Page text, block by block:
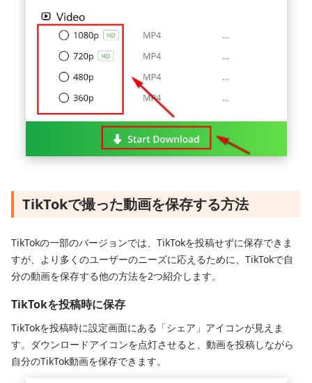
TikTokで撮った動画を保存する方法
TikTokの一部のバージョンでは、TikTokを投稿せずに保存できま
すが、より多くのユーザーのニーズに応えるために、TikTokで自
分の動画を保存する他の方法を2つ紹介します。
TikTokを投稿時に保存
TikTokを投稿時に設定画面にある「シェア」アイコンが見えま
す。ダウンロードアイコンを点灯させると、動画を投稿しながら
自分のTikTok動画を保存できます。